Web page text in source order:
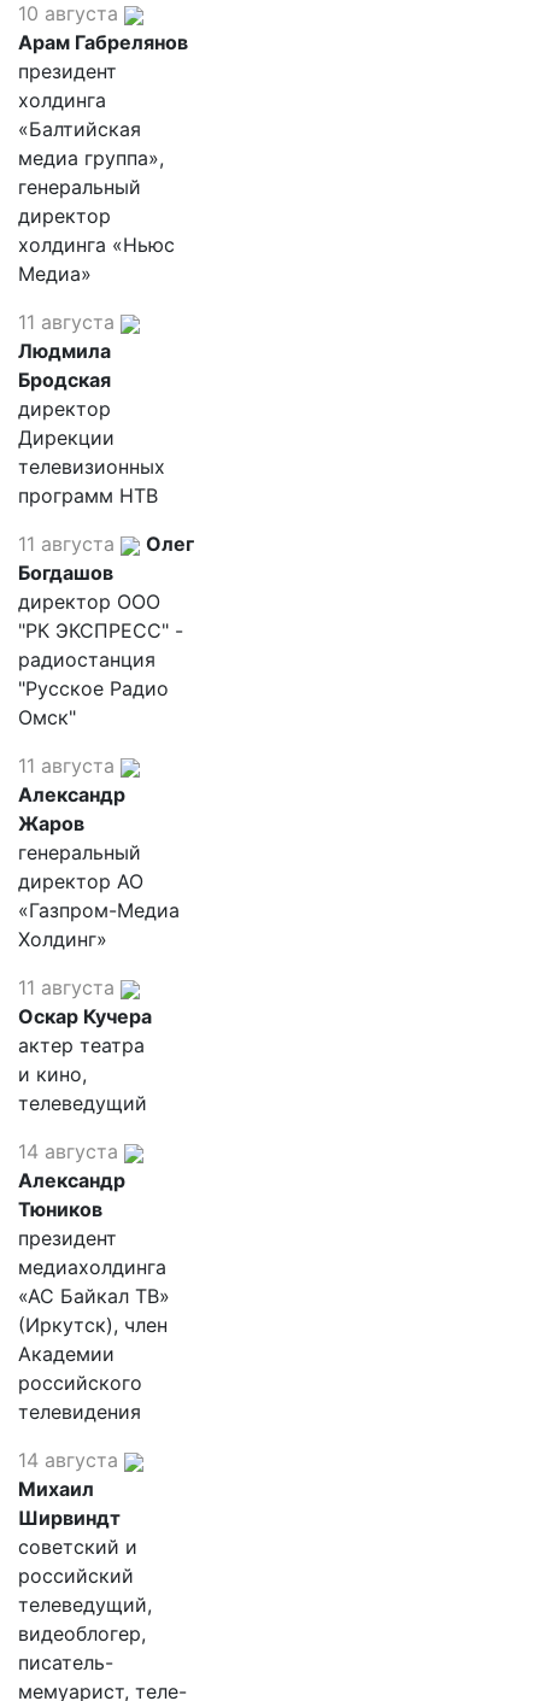
10 августа
Арам Габрелянов
президент
холдинга
«Балтийская
медиа группа»,
генеральный
директор
холдинга «Ньюс
Медиа»
11 августа
Людмила
Бродская
директор
Дирекции
телевизионных
программ НТВ
11 августа
Олег
Богдашов
директор ООО
"РК ЭКСПРЕСС" -
радиостанция
"Русское Радио
Омск"
11 августа
Александр
Жаров
генеральный
директор АО
«Газпром-Медиа
Холдинг»
11 августа
Оскар Кучера
актер театра
и кино,
телеведущий
14 августа
Александр
Тюников
президент
медиахолдинга
«АС Байкал ТВ»
(Иркутск), член
Академии
российского
телевидения
14 августа
Михаил
Ширвиндт
советский и
российский
телеведущий,
видеоблогер,
писатель-
мемуарист, теле-